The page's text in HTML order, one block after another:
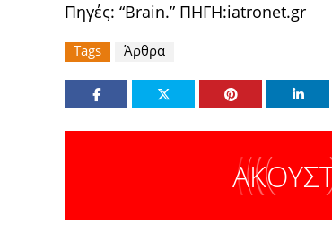
Πηγές: “Brain.” ΠΗΓΗ:iatronet.gr
Tags Άρθρα